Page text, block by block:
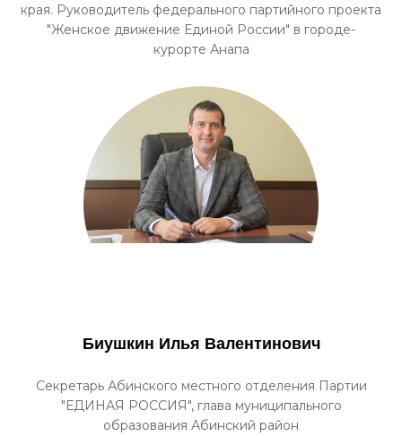
края. Руководитель федерального партийного проекта
"Женское движение Единой России" в городе-
курорте Анапа
Биушкин Илья Валентинович
Секретарь Абинского местного отделения Партии
"ЕДИНАЯ РОССИЯ", глава муниципального
образования Абинский район